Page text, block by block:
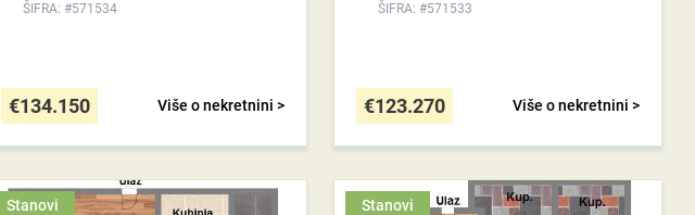
ŠIFRA: #571534
Više o nekretnini >
€134.150
ŠIFRA: #571533
Više o nekretnini >
€123.270
Stanovi Stanovi